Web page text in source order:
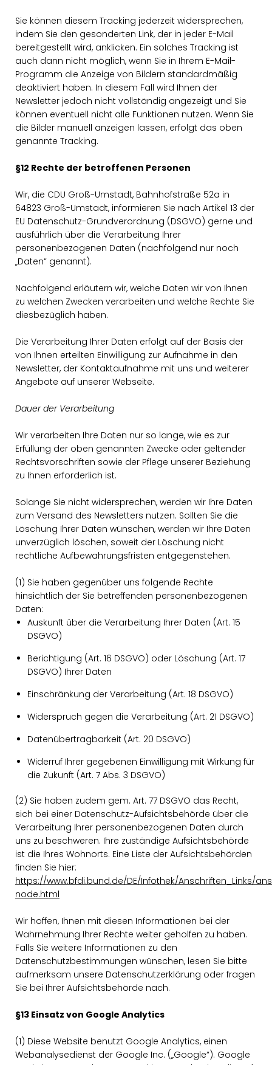
Sie können diesem Tracking jederzeit widersprechen,
indem Sie den gesonderten Link, der in jeder E-Mail
bereitgestellt wird, anklicken. Ein solches Tracking ist
auch dann nicht möglich, wenn Sie in Ihrem E-Mail-
Programm die Anzeige von Bildern standardmäßig
deaktiviert haben. In diesem Fall wird Ihnen der
Newsletter jedoch nicht vollständig angezeigt und Sie
können eventuell nicht alle Funktionen nutzen. Wenn Sie
die Bilder manuell anzeigen lassen, erfolgt das oben
genannte Tracking.
§12 Rechte der betroffenen Personen
Wir, die CDU Groß-Umstadt, Bahnhofstraße 52a in
64823 Groß-Umstadt, informieren Sie nach Artikel 13 der
EU Datenschutz-Grundverordnung (DSGVO) gerne und
ausführlich über die Verarbeitung Ihrer
personenbezogenen Daten (nachfolgend nur noch
Daten“ genannt).
Nachfolgend erläutern wir, welche Daten wir von Ihnen
zu welchen Zwecken verarbeiten und welche Rechte Sie
diesbezüglich haben.
Die Verarbeitung Ihrer Daten erfolgt auf der Basis der
von Ihnen erteilten Einwilligung zur Aufnahme in den
Newsletter, der Kontaktaufnahme mit uns und weiterer
Angebote auf unserer Webseite.
Dauer der Verarbeitung
Wir verarbeiten Ihre Daten nur so lange, wie es zur
Erfüllung der oben genannten Zwecke oder geltender
Rechtsvorschriften sowie der Pflege unserer Beziehung
zu Ihnen erforderlich ist.
Solange Sie nicht widersprechen, werden wir Ihre Daten
zum Versand des Newsletters nutzen. Sollten Sie die
Löschung Ihrer Daten wünschen, werden wir Ihre Daten
unverzüglich löschen, soweit der Löschung nicht
rechtliche Aufbewahrungsfristen entgegenstehen.
(1) Sie haben gegenüber uns folgende Rechte
hinsichtlich der Sie betreffenden personenbezogenen
Daten:
Auskunft über die Verarbeitung Ihrer Daten (Art. 15
DSGVO)
Berichtigung (Art. 16 DSGVO) oder Löschung (Art. 17
DSGVO) Ihrer Daten
Einschränkung der Verarbeitung (Art. 18 DSGVO)
Widerspruch gegen die Verarbeitung (Art. 21 DSGVO)
Datenübertragbarkeit (Art. 20 DSGVO)
Widerruf Ihrer gegebenen Einwilligung mit Wirkung für
die Zukunft (Art. 7 Abs. 3 DSGVO)
(2) Sie haben zudem gem. Art. 77 DSGVO das Recht,
sich bei einer Datenschutz-Aufsichtsbehörde über die
Verarbeitung Ihrer personenbezogenen Daten durch
uns zu beschweren. Ihre zuständige Aufsichtsbehörde
ist die Ihres Wohnorts. Eine Liste der Aufsichtsbehörden
finden Sie hier:
https://www.bfdi.bund.de/DE/Infothek/Anschriften_Links/
node.html
Wir hoffen, Ihnen mit diesen Informationen bei der
Wahrnehmung Ihrer Rechte weiter geholfen zu haben.
Falls Sie weitere Informationen zu den
Datenschutzbestimmungen wünschen, lesen Sie bitte
aufmerksam unsere Datenschutzerklärung oder fragen
Sie bei Ihrer Aufsichtsbehörde nach.
§13 Einsatz von Google Analytics
(1) Diese Website benutzt Google Analytics, einen
Webanalysedienst der Google Inc. („Google“). Google